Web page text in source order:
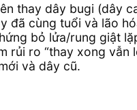
thay dây bugi (dây
đã cùng tuổi và lão
bỏ lửa/rung giật
rủi ro “thay xong vẫn
và dây cũ.